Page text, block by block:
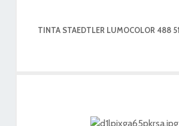
TINTA STAEDTLER LUMOCOLOR 488